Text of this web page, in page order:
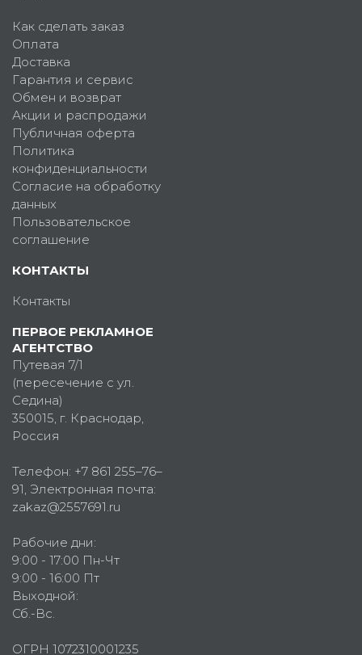
Как сделать заказ
Оплата
Доставка
Гарантия и сервис
Обмен и возврат
Акции и распродажи
Публичная оферта
Политика
конфиденциальности
Согласие на обработку
данных
Пользовательское
соглашение
КОНТАКТЫ
Контакты
ПЕРВОЕ РЕКЛАМНОЕ
АГЕНТСТВО
Путевая 7/1
(пересечение с ул.
Седина)
350015, г. Краснодар,
Россия
Телефон: +7 861 255–76–
91, Электронная почта:
zakaz@2557691.ru
Рабочие дни:
9:00 - 17:00 Пн-Чт
9:00 - 16:00 Пт
Выходной:
Сб.-Вс.
ОГРН 1072310001235